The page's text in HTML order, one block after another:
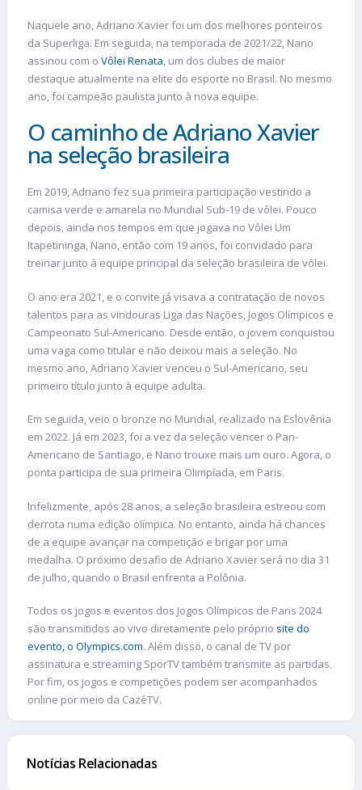
Naquele ano, Adriano Xavier foi um dos melhores ponteiros
da Superliga. Em seguida, na temporada de 2021/22, Nano
assinou com o Vôlei Renata, um dos clubes de maior
destaque atualmente na elite do esporte no Brasil. No mesmo
ano, foi campeão paulista junto à nova equipe.
O caminho de Adriano Xavier
na seleção brasileira
Em 2019, Adriano fez sua primeira participação vestindo a
camisa verde e amarela no Mundial Sub-19 de vôlei. Pouco
depois, ainda nos tempos em que jogava no Vôlei Um
Itapetininga, Nano, então com 19 anos, foi convidado para
treinar junto à equipe principal da seleção brasileira de vôlei.
O ano era 2021, e o convite já visava a contratação de novos
talentos para as vindouras Liga das Nações, Jogos Olímpicos e
Campeonato Sul-Americano. Desde então, o jovem conquistou
uma vaga como titular e não deixou mais a seleção. No
mesmo ano, Adriano Xavier venceu o Sul-Americano, seu
primeiro título junto à equipe adulta.
Em seguida, veio o bronze no Mundial, realizado na Eslovênia
em 2022. Já em 2023, foi a vez da seleção vencer o Pan-
Americano de Santiago, e Nano trouxe mais um ouro. Agora, o
ponta participa de sua primeira Olimpíada, em Paris.
Infelizmente, após 28 anos, a seleção brasileira estreou com
derrota numa edição olímpica. No entanto, ainda há chances
de a equipe avançar na competição e brigar por uma
medalha. O próximo desafio de Adriano Xavier será no dia 31
de julho, quando o Brasil enfrenta a Polônia.
Todos os jogos e eventos dos Jogos Olímpicos de Paris 2024
são transmitidos ao vivo diretamente pelo próprio site do
evento, o Olympics.com. Além disso, o canal de TV por
assinatura e streaming SporTV também transmite as partidas.
Por fim, os jogos e competições podem ser acompanhados
online por meio da CazéTV.
Notícias Relacionadas